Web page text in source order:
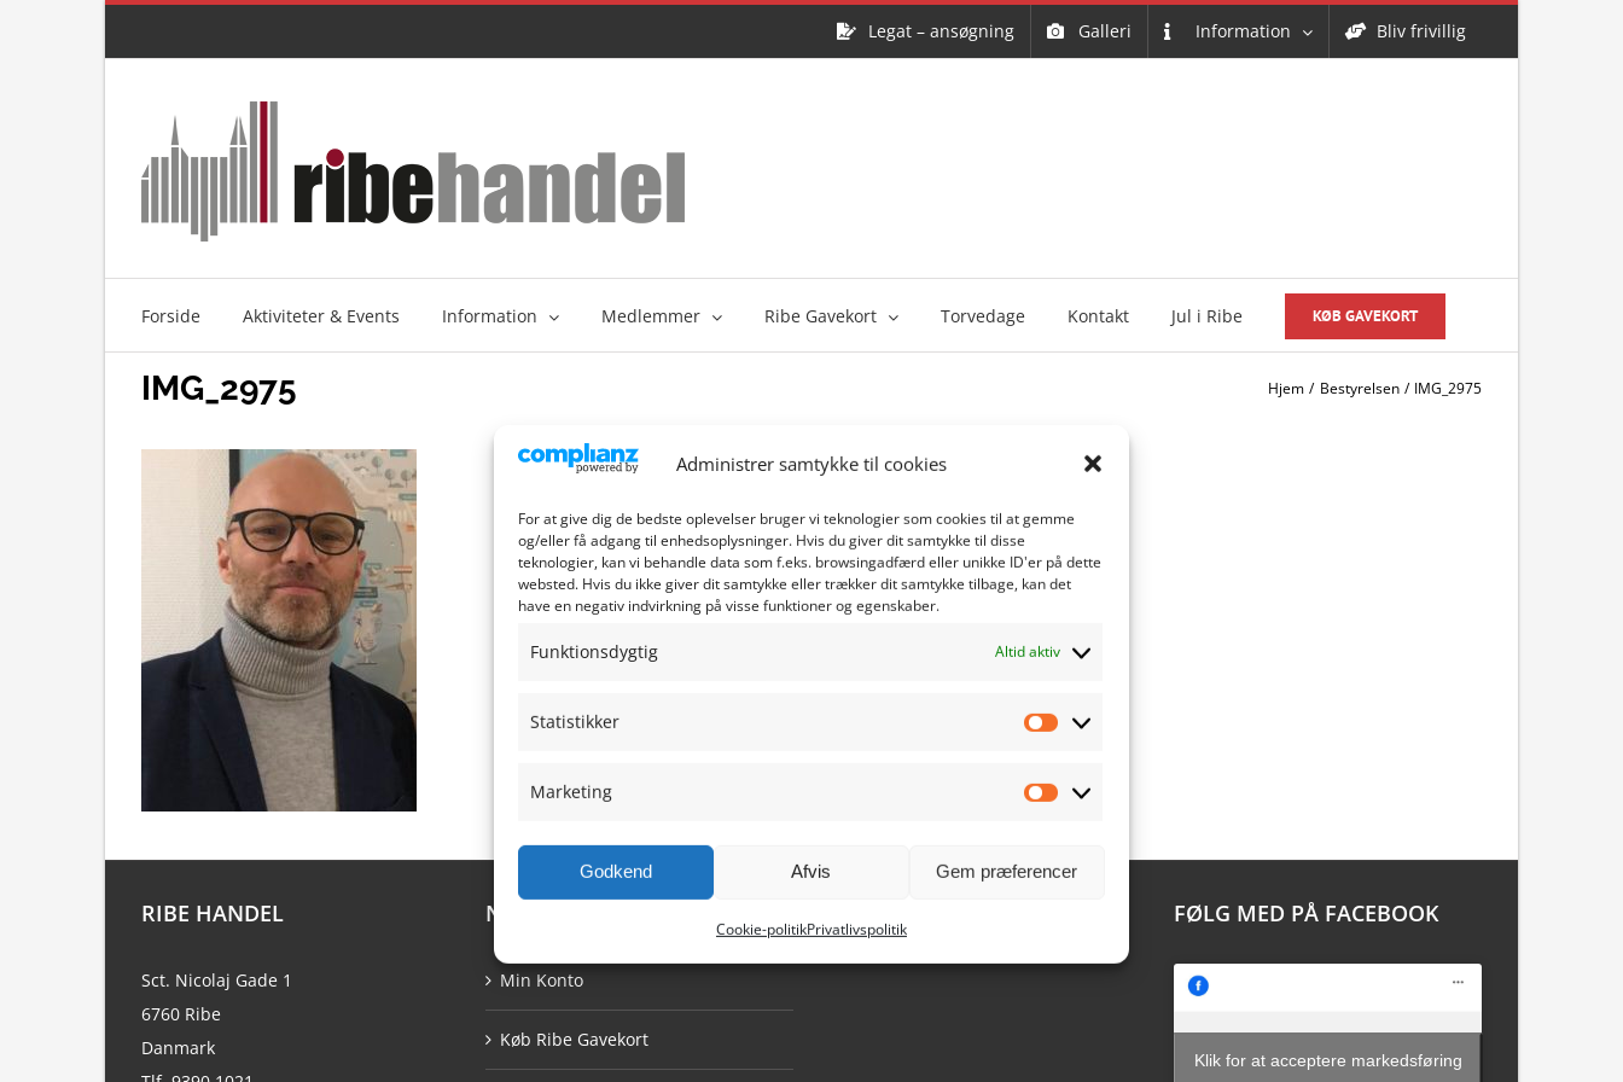
Administrer samtykke til cookies
For at give dig de bedste oplevelser bruger vi teknologier som cookies til at gemme
og/eller få adgang til enhedsoplysninger. Hvis du giver dit samtykke til disse
teknologier, kan vi behandle data som f.eks. browsingadfærd eller unikke ID'er på dette
websted. Hvis du ikke giver dit samtykke eller trækker dit samtykke tilbage, kan det
have en negativ indvirkning på visse funktioner og egenskaber.
Funktionsdygtig Altid aktiv
Statistikker
Statistikker
Marketing
Marketing
Godkend Afvis Gem præferencer
Cookie-politikPrivatlivspolitik
Legat – ansøgning Galleri Information Bliv frivillig
Forside Aktiviteter & Events Information Medlemmer Ribe Gavekort Torvedage Kontakt Jul i Ribe KØB GAVEKORT
IMG_2975 Hjem Bestyrelsen IMG_2975
RIBE HANDEL
Sct. Nicolaj Gade 1
6760 Ribe
Danmark
NAVIGATION
Min Konto
Køb Ribe Gavekort
FØLG MED PÅ FACEBOOK
Klik for at acceptere markedsføring